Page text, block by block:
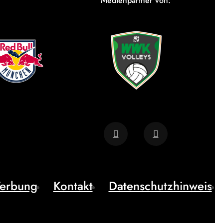
Kontakt Datenschutzhinweis